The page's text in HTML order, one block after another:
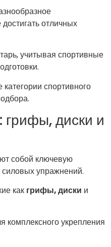
отличных
учитывая спортивные
спортивного
диски и
собой ключевую
упражнений.
как грифы, диски и
комплексного укрепления